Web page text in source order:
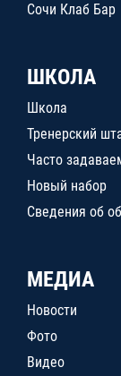
Сочи Клаб Бар
ШКОЛА
Школа
Тренерский
Часто
Новый набор
Сведения об
МЕДИА
Новости
Фото
Видео